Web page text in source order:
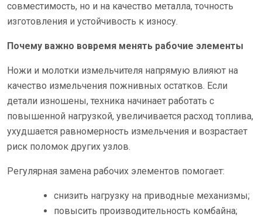
совместимость, но и на качество металла, точность
изготовления и устойчивость к износу.
Почему важно вовремя менять рабочие элементы
Ножи и молотки измельчителя напрямую влияют на
качество измельчения пожнивных остатков. Если
детали изношены, техника начинает работать с
повышенной нагрузкой, увеличивается расход топлива,
ухудшается равномерность измельчения и возрастает
риск поломок других узлов.
Регулярная замена рабочих элементов помогает:
снизить нагрузку на приводные механизмы;
повысить производительность комбайна;